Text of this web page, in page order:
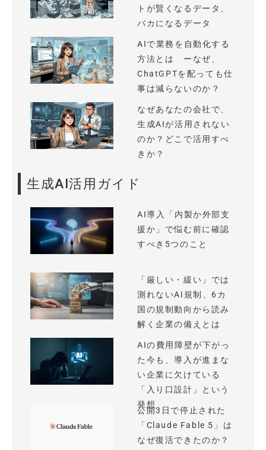
トが賢くなるデータ、
バカになるデータ
AIで業務を自動化する
方法とは ーなぜ、
ChatGPTを配っても仕
事は減らないのか？
なぜあなたの会社で、
生成AIが活用されない
のか？どこで活用すべ
きか？
生成AI活用ガイド
AI導入「内製か外部支
援か」で悩む前に確認
すべき5つのこと
「厳しい・緩い」では
測れないAI規制、6カ
国の規制動向から読み
解く企業の備えとは
AIの費用障壁が下がっ
た今も、導入が進まな
い企業に欠けている
「入り口設計」という
発想
公開3日で停止された
「Claude Fable 5」は
なぜ復活できたのか？